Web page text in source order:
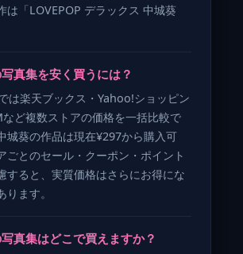
は「LOVEPOP デラックス 中城葵
真集を安く買うには？
は楽天ブックス・Yahoo!ショッピン
ど複数ストアの価格を一括比較で
城葵の作品は現在¥297から購入可
ごとのセール・クーポン・ポイント
すると、実質価格はさらにお得にな
ります。
真集はどこで買えますか？